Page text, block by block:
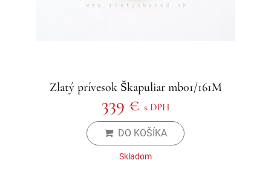
Zlatý prívesok Škapuliar mb01/161M
339 € s DPH
DO KOŠÍKA
Skladom